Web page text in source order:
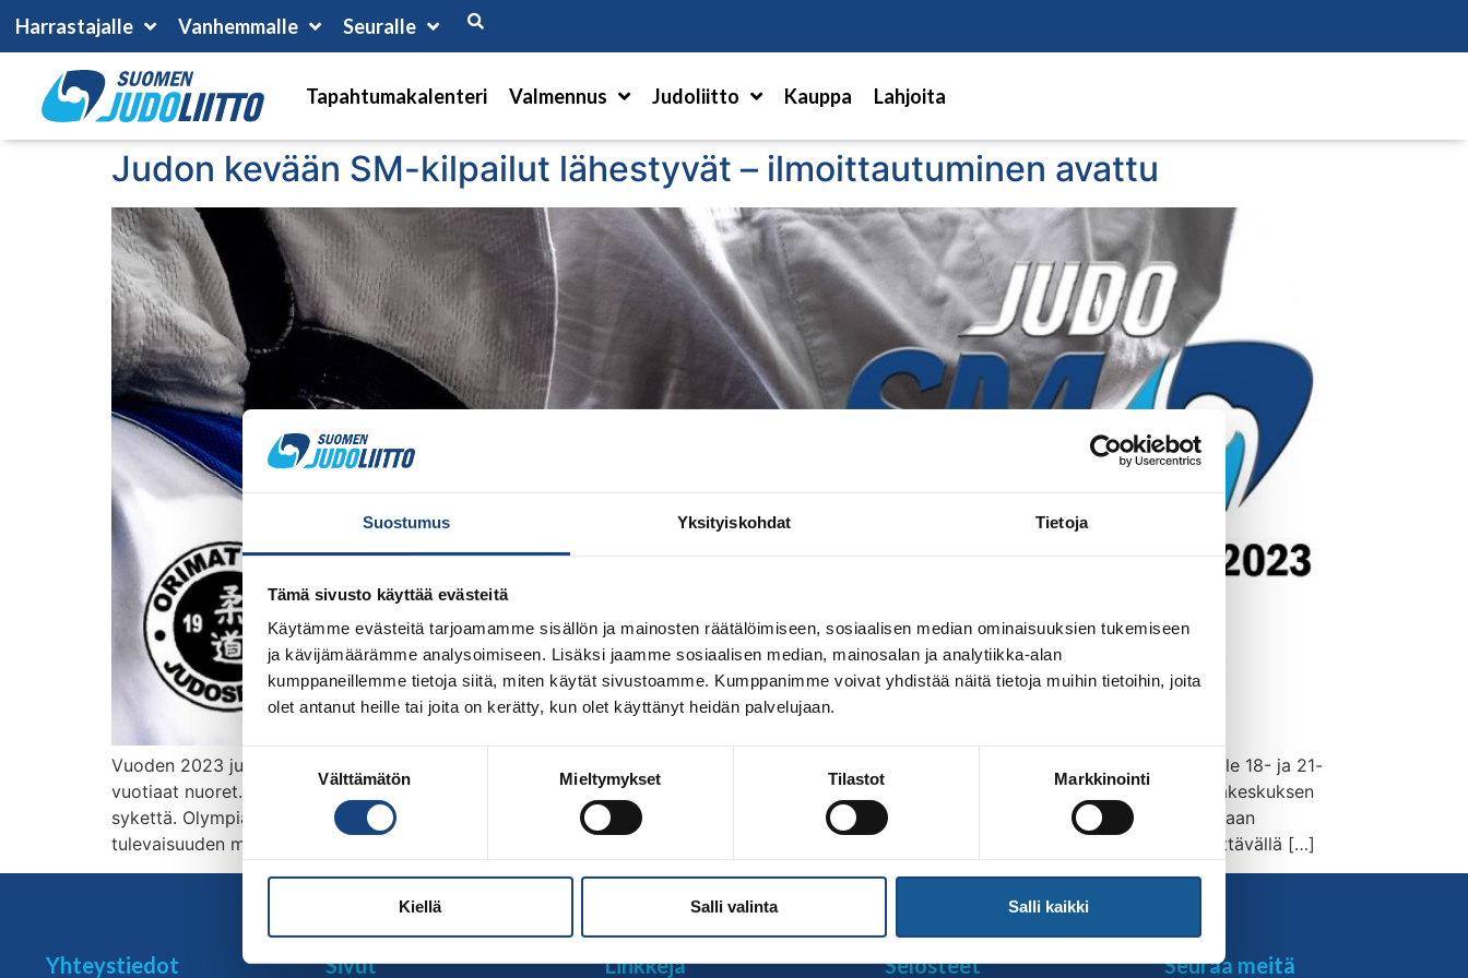
Suostumus Yksityiskohdat Tietoja
Tämä sivusto käyttää evästeitä
Käytämme evästeitä tarjoamamme sisällön ja mainosten räätälöimiseen, sosiaalisen median ominaisuuksien tukemiseen
ja kävijämäärämme analysoimiseen. Lisäksi jaamme sosiaalisen median, mainosalan ja analytiikka-alan
kumppaneillemme tietoja siitä, miten käytät sivustoamme. Kumppanimme voivat yhdistää näitä tietoja muihin tietoihin, joita
olet antanut heille tai joita on kerätty, kun olet käyttänyt heidän palvelujaan.
Suostumuksen
Välttämätön Mieltymykset Tilastot Markkinointi
Kiellä Salli valinta Salli kaikki
Harrastajalle Vanhemmalle Seuralle
Tapahtumakalenteri Valmennus Judoliitto Kauppa Lahjoita
Judon kevään SM-kilpailut lähestyvät – ilmoittautuminen avattu
Vuoden 2023 judon SM-kilpailut järjestetään BläkBoksissa Ideaparkissa 4.-5.3.2023. Kevään SM-kamppailuissa kohtaavat aikuiset ja alle 18- ja 21-
vuotiaat nuoret. Tervetuloa nauttimaan kaksipäiväisestä tapahtumassa elämyksellisissä puitteissa keskellä Suomen suurimman kauppakeskuksen
sykettä. Olympiaurheilua ja tulevaisuuden toivoja Tapahtumassa pääset näkemään olympiajudon kotimaan huippu-urheilijat ja kohtaamaan
tulevaisuuden mitalitoivot saman viikonlopun aikana. Orimattilan Judoseura järjestää tapahtuman, jota Ideapark Lempäälä tukee merkittävällä […]
Yhteystiedot Sivut Linkkejä Selosteet Seuraa meitä